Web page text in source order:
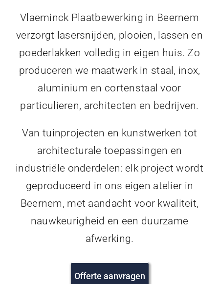
Vlaeminck Plaatbewerking in Beernem
verzorgt lasersnijden, plooien, lassen en
poederlakken volledig in eigen huis. Zo
produceren we maatwerk in staal, inox,
aluminium en cortenstaal voor
particulieren, architecten en bedrijven.
Van tuinprojecten en kunstwerken tot
architecturale toepassingen en
industriële onderdelen: elk project wordt
geproduceerd in ons eigen atelier in
Beernem, met aandacht voor kwaliteit,
nauwkeurigheid en een duurzame
afwerking.
Offerte aanvragen